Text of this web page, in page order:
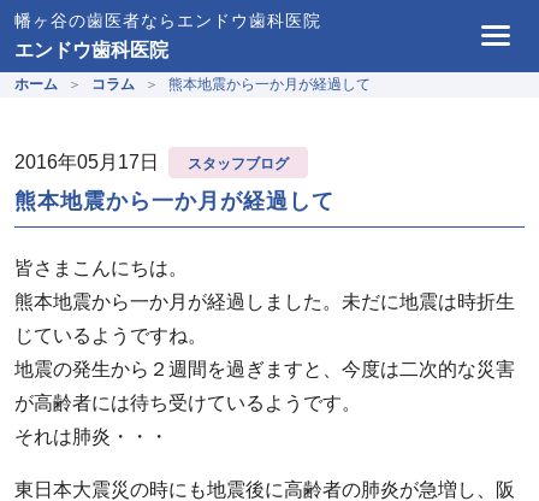
幡ヶ谷の歯医者ならエンドウ歯科医院
エンドウ歯科医院
ホーム コラム 熊本地震から一か月が経過して
2016年05月17日 スタッフブログ
熊本地震から一か月が経過して
皆さまこんにちは。
熊本地震から一か月が経過しました。未だに地震は時折生
じているようですね。
地震の発生から２週間を過ぎますと、今度は二次的な災害
が高齢者には待ち受けているようです。
それは肺炎 ・・・
東日本大震災の時にも地震後に高齢者の肺炎が急増 し、阪